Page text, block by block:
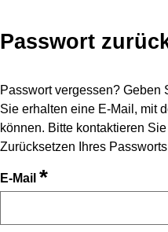
Passwort
Passwort vergessen? Geben
Sie erhalten eine E-Mail, mit
können. Bitte kontaktieren
Zurücksetzen Ihres
E-Mail *